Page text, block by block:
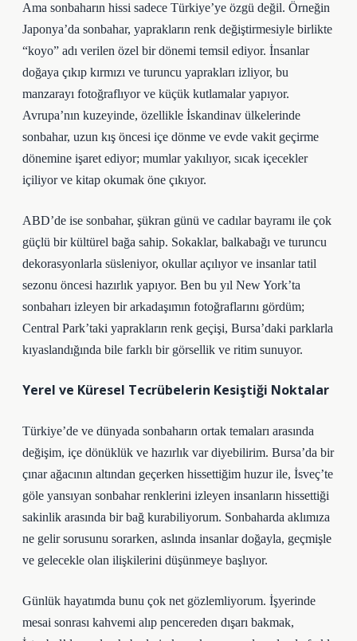
Ama sonbaharın hissi sadece Türkiye’ye özgü değil. Örneğin
Japonya’da sonbahar, yaprakların renk değiştirmesiyle birlikte
“koyo” adı verilen özel bir dönemi temsil ediyor. İnsanlar
doğaya çıkıp kırmızı ve turuncu yaprakları izliyor, bu
manzarayı fotoğraflıyor ve küçük kutlamalar yapıyor.
Avrupa’nın kuzeyinde, özellikle İskandinav ülkelerinde
sonbahar, uzun kış öncesi içe dönme ve evde vakit geçirme
dönemine işaret ediyor; mumlar yakılıyor, sıcak içecekler
içiliyor ve kitap okumak öne çıkıyor.
ABD’de ise sonbahar, şükran günü ve cadılar bayramı ile çok
güçlü bir kültürel bağa sahip. Sokaklar, balkabağı ve turuncu
dekorasyonlarla süsleniyor, okullar açılıyor ve insanlar tatil
sezonu öncesi hazırlık yapıyor. Ben bu yıl New York’ta
sonbaharı izleyen bir arkadaşımın fotoğraflarını gördüm;
Central Park’taki yaprakların renk geçişi, Bursa’daki parklarla
kıyaslandığında bile farklı bir görsellik ve ritim sunuyor.
Yerel ve Küresel Tecrübelerin Kesiştiği Noktalar
Türkiye’de ve dünyada sonbaharın ortak temaları arasında
değişim, içe dönüklük ve hazırlık var diyebilirim. Bursa’da bir
çınar ağacının altından geçerken hissettiğim huzur ile, İsveç’te
göle yansıyan sonbahar renklerini izleyen insanların hissettiği
sakinlik arasında bir bağ kurabiliyorum. Sonbaharda aklımıza
ne gelir sorusunu sorarken, aslında insanlar doğayla, geçmişle
ve gelecekle olan ilişkilerini düşünmeye başlıyor.
Günlük hayatımda bunu çok net gözlemliyorum. İşyerinde
mesai sonrası kahvemi alıp pencereden dışarı bakmak,